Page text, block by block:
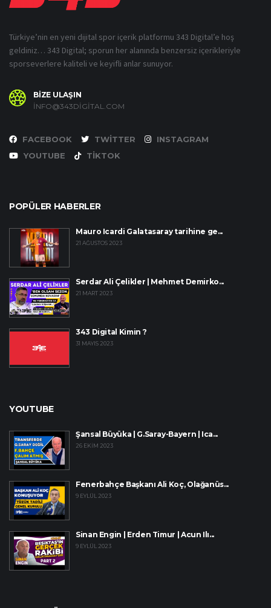
Türkiye’nin en yeni dijital spor içerik platformu 343 Digital’e hoş
geldiniz… 343 Digital; sporun her alanında benzersiz içerikleriyle
sporseverlere kaliteli ve keyifli anlar sunuyor.
BİZE ULAŞIN
INFO@343DIGITAL.COM
FACEBOOK TWITTER
INSTAGRAM
YOUTUBE
TIKTOK
POPÜLER HABERLER
Mauro Icardi Galatasaray tarihine ge...
21 AĞUSTOS 2023
Serdar Ali Çelikler | Mehmet Demirko...
21 MART 2023
343 Digital Kimin ?
31 MAYIS 2023
YOUTUBE
Şansal Büyüka | G.Saray-Bayern | Ica...
26 EKIM 2023
Fenerbahçe Başkanı Ali Koç, Olağanüs...
9 EYLÜL 2023
Sinan Engin | Erden Timur | Acun Ilı...
9 EYLÜL 2023